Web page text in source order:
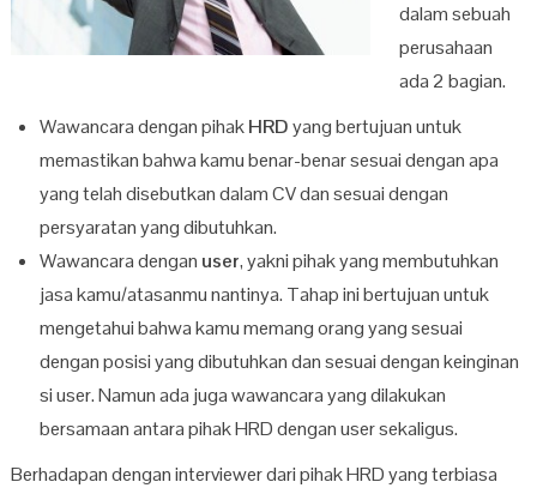
dalam sebuah
perusahaan
ada 2 bagian.
Wawancara dengan pihakHRDyang bertujuan untuk
memastikan bahwa kamu benar-benar sesuai dengan apa
yang telah disebutkan dalam CV dan sesuai dengan
persyaratan yang dibutuhkan.
Wawancara dengan user, yakni pihak yang membutuhkan
jasa kamu/atasanmu nantinya. Tahap ini bertujuan untuk
mengetahui bahwa kamu memang orang yang sesuai
dengan posisi yang dibutuhkan dan sesuai dengan keinginan
si user. Namun ada juga wawancara yang dilakukan
bersamaan antara pihak HRD dengan user sekaligus.
Berhadapan dengan interviewer dari pihak HRD yang terbiasa